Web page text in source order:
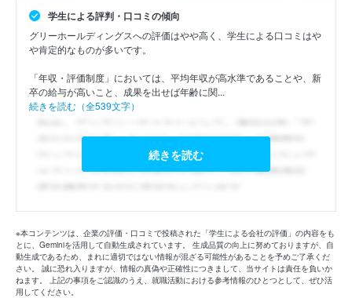
学生による評判・口コミの傾向
グリーホールディングスへの評価はやや高く、学生による口コミはや
や肯定的なものが多いです。
「年収・評価制度」においては、平均年収が高水準であることや、新
卒の給与が高いこと、成果を出せば年齢に関...
続きを読む（全539文字）
続きを読む
※本コンテンツは、企業の評価・口コミで投稿された「学生による会社の評価」の内容をも
とに、Geminiを活用して自動生成されています。 生成品質の向上に努めておりますが、自
動生成であるため、まれに適切ではない情報が混ざる可能性があることを予めご了承くだ
さい。 誠に恐れ入りますが、情報の真偽や正確性につきまして、当サイトは責任を負いか
ねます。 上記の事項をご認識のうえ、就職活動における参考情報のひとつとして、ぜひ活
用してください。